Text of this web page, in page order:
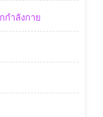
กำลังกาย